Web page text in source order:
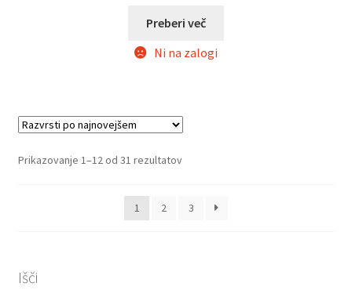
je
€25.00.
Preberi več
Ni na zalogi
Prikazovanje 1–12 od 31 rezultatovRazvrščeno
1
2 3
Išči